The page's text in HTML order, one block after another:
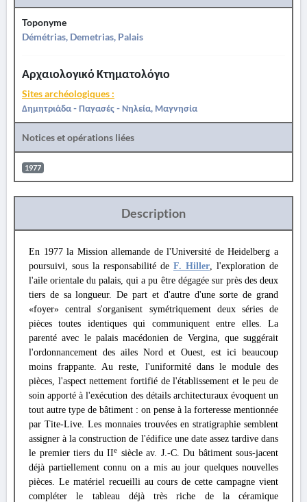
Toponyme
Démétrias, Demetrias, Palais
Αρχαιολογικό Κτηματολόγιο
Sites archéologiques :
Δημητριάδα - Παγασές - Νηλεία, Μαγνησία
Notices et opérations liées
1977
Description
En 1977 la Mission allemande de l'Université de Heidelberg a
poursuivi, sous la responsabilité de F. Hiller, l'exploration de
l'aile orientale du palais, qui a pu être dégagée sur près des deux
tiers de sa longueur. De part et d'autre d'une sorte de grand
«foyer» central s'organisent symétriquement deux séries de
pièces toutes identiques qui communiquent entre elles. La
parenté avec le palais macédonien de Vergina, que suggérait
l'ordonnancement des ailes Nord et Ouest, est ici beaucoup
moins frappante. Au reste, l'uniformité dans le module des
pièces, l'aspect nettement fortifié de l'établissement et le peu de
soin apporté à l'exécution des détails architecturaux évoquent un
tout autre type de bâtiment : on pense à la forteresse mentionnée
par Tite-Live. Les monnaies trouvées en stratigraphie semblent
assigner à la construction de l'édifice une date assez tardive dans
le premier tiers du IIe siècle av. J.-C. Du bâtiment sous-jacent
déjà partiellement connu on a mis au jour quelques nouvelles
pièces. Le matériel recueilli au cours de cette campagne vient
compléter le tableau déjà très riche de la céramique